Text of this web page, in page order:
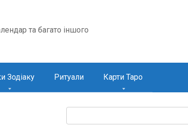
та багато іншого
Зодіаку Ритуали Карти Таро